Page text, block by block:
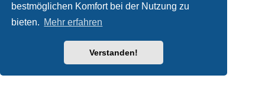
bestmöglichen Komfort bei der Nutzung zu
bieten. Mehr erfahren
Verstanden!